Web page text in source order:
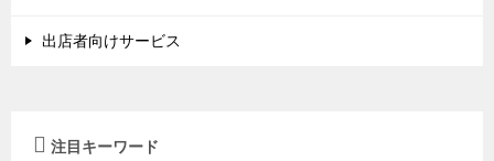
出店者向けサービス
注目キーワード